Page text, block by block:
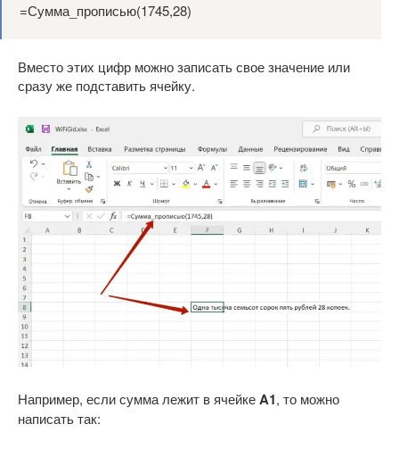
=Сумма_прописью(1745,28)
Вместо этих цифр можно записать свое значение или
сразу же подставить ячейку.
Например, если сумма лежит в ячейкеA1, то можно
написать так: